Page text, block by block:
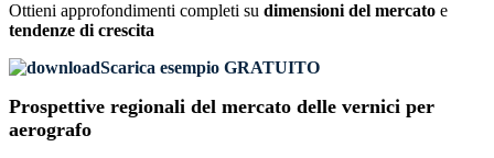
Ottieni approfondimenti completi su dimensioni del mercato e
tendenze di crescita
Scarica esempio GRATUITO
Prospettive regionali del mercato delle vernici per
aerografo